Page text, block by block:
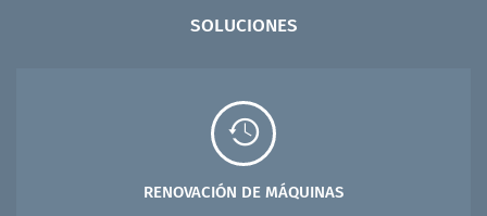
SOLUCIONES
RENOVACIÓN DE MÁQUINAS